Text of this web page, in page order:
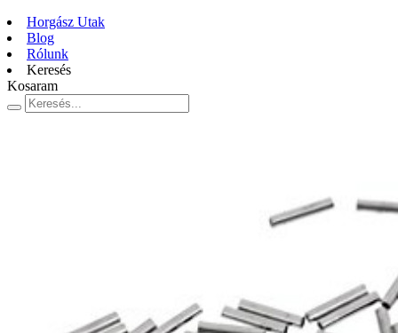
Horgász Utak
Blog
Rólunk
Keresés
Kosaram